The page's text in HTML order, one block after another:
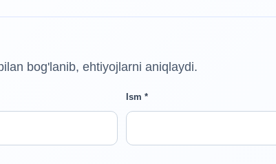
bog'lanib, ehtiyojlarni aniqlaydi.
Ism *